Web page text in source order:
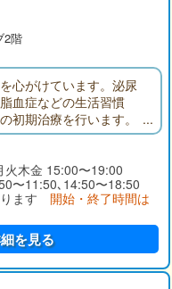
2階
心がけています。泌尿
血症などの生活習慣
初期治療を行います。
ー）は当院にて検査い
影し、当日に診察でき
。患者様の状態に一番
木金 15:00〜19:00
〜11:50､14:50〜18:50
ます 開始・終了時間は
を見る